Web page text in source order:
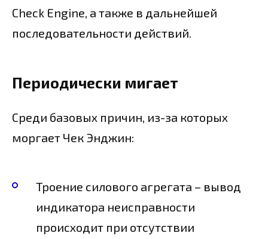
Check Engine, а также в дальнейшей
последовательности действий.
Периодически мигает
Среди базовых причин, из-за которых
моргает Чек Энджин:
Троение силового агрегата – вывод
индикатора неисправности
происходит при отсутствии